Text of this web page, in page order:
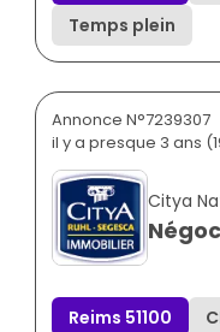
Temps plein
Annonce N°7239307
il y a presque 3 ans
Citya
Reims 51100